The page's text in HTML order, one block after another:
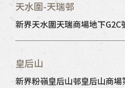
天水圍-天瑞邨
新界天水圍天瑞商場地下G2C
皇后山
新界粉嶺皇后山邨皇后山商